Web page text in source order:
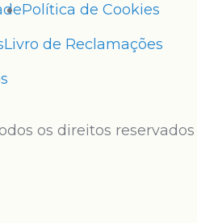
Política de Cookies
Livro de Reclamações
os direitos reservados